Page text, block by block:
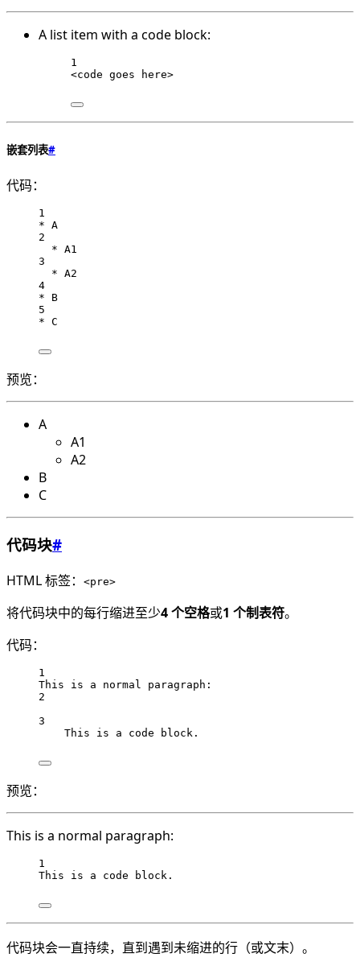
A list item with a code block:
1
<code goes here>
嵌套列表#
代码：
1
* A
2
* A1
3
* A2
4
* B
5
* C
预览：
A
A1
A2
B
C
代码块#
HTML 标签： <pre>
将代码块中的每行缩进至少4 个空格或1 个制表符。
代码：
1
This is a normal paragraph:
2
3
This is a code block.
预览：
This is a normal paragraph:
1
This is a code block.
代码块会一直持续，直到遇到未缩进的行（或文末）。